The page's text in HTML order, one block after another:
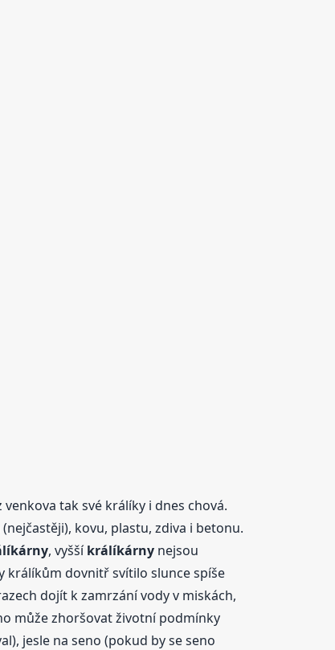
tak své králíky i dnes chová.
kovu, plastu, zdiva i betonu.
, vyššíkrálíkárnynejsou
králíkům dovnitř svítilo slunce spíše
dojít k zamrzání vody v miskách,
může zhoršovat životní podmínky
jesle na seno (pokud by se seno